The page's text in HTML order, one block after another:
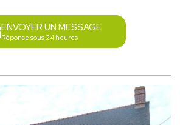
ENVOYER UN MESSAGE
Réponse sous 24 heures